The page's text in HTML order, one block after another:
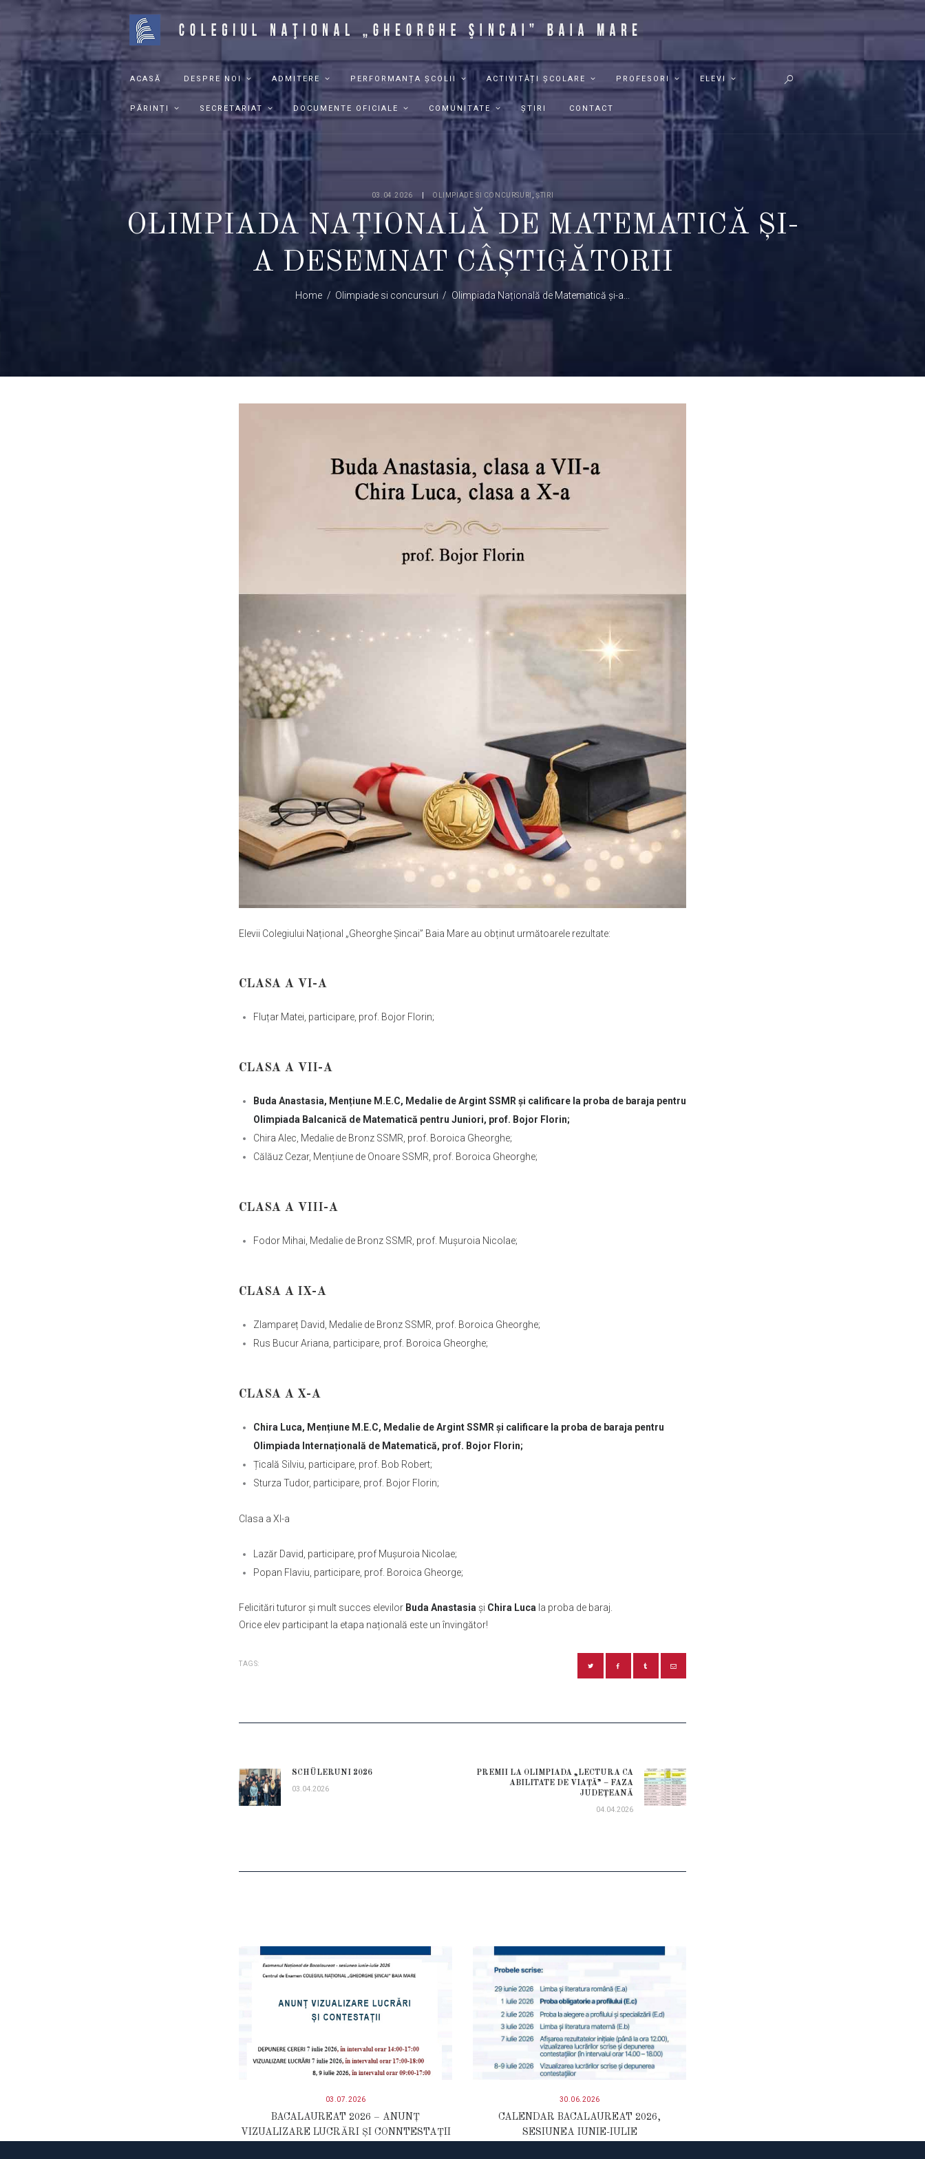
ACASĂ DESPRE NOI ADMITERE PERFORMANȚA ȘCOLII ACTIVITĂȚI ȘCOLARE PROFESORI ELEVI
PĂRINȚI SECRETARIAT DOCUMENTE OFICIALE COMUNITATE ȘTIRI CONTACT
03.04.2026 OLIMPIADE SI CONCURSURI ,ȘTIRI
OLIMPIADA NAȚIONALĂ DE MATEMATICĂ ȘI-
A DESEMNAT CÂȘTIGĂTORII
Home Olimpiade si concursuri Olimpiada Națională de Matematică și-a...
Elevii Colegiului Național „Gheorghe Șincai” Baia Mare au obținut următoarele rezultate:
CLASA A VI-A
Fluțar Matei, participare, prof. Bojor Florin;
CLASA A VII-A
Buda Anastasia, Mențiune M.E.C, Medalie de Argint SSMR și calificare la proba de baraja pentru
Olimpiada Balcanică de Matematică pentru Juniori, prof. Bojor Florin;
Chira Alec, Medalie de Bronz SSMR, prof. Boroica Gheorghe;
Călăuz Cezar, Mențiune de Onoare SSMR, prof. Boroica Gheorghe;
CLASA A VIII-A
Fodor Mihai, Medalie de Bronz SSMR, prof. Mușuroia Nicolae;
CLASA A IX-A
Zlampareț David, Medalie de Bronz SSMR, prof. Boroica Gheorghe;
Rus Bucur Ariana, participare, prof. Boroica Gheorghe;
CLASA A X-A
Chira Luca, Mențiune M.E.C, Medalie de Argint SSMR și calificare la proba de baraja pentru
Olimpiada Internațională de Matematică, prof. Bojor Florin;
Țicală Silviu, participare, prof. Bob Robert;
Sturza Tudor, participare, prof. Bojor Florin;
Clasa a XI-a
Lazăr David, participare, prof Mușuroia Nicolae;
Popan Flaviu, participare, prof. Boroica Gheorge;
Felicitări tuturor și mult succes elevilor Buda Anastasia și Chira Luca la proba de baraj.
Orice elev participant la etapa națională este un învingător!
TAGS:
ÎN
ARTICOLE
Previous
post:
SCHÜLERUNI 2026
03.04.2026
Next
post:
PREMII LA OLIMPIADA „LECTURA CA
ABILITATE DE VIAȚĂ” – FAZA
JUDEȚEANĂ
04.04.2026
03.07.2026
BACALAUREAT 2026 – ANUNȚ
VIZUALIZARE LUCRĂRI ȘI CONNTESTAȚII
30.06.2026
CALENDAR BACALAUREAT 2026,
SESIUNEA IUNIE-IULIE